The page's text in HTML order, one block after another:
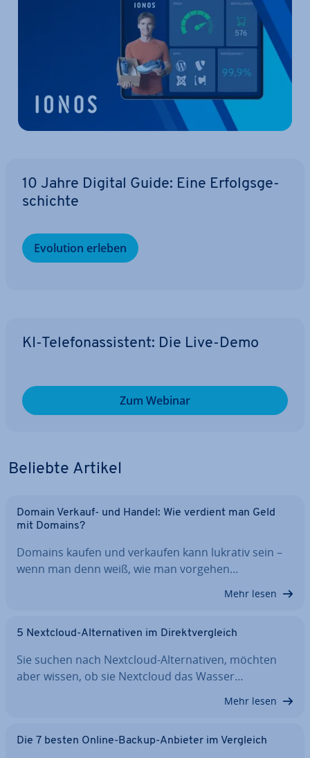
10 Jahre Digital Guide: Eine Er­folgs­ge­
schich­te
Evolution erleben
KI-Te­le­fon­as­sis­tent: Die Live-Demo
Zum Webinar
Beliebte Artikel
Domain Verkauf- und Handel: Wie verdient man Geld
mit Domains?
Domains kaufen und verkaufen kann lukrativ sein –
wenn man denn weiß, wie man vorgehen…
Mehr lesen
5 Nextcloud-Al­ter­na­ti­ven im Di­rekt­ver­gleich
Sie suchen nach Nextcloud-Al­ter­na­ti­ven, möchten
aber wissen, ob sie Nextcloud das Wasser…
Mehr lesen
Die 7 besten Online-Backup-Anbieter im Vergleich